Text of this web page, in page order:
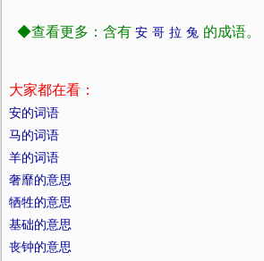
◆查看更多：含有 安 哥 拉 兔 的成语。
大家都在看：
安的词语
马的词语
羊的词语
奢靡的意思
牺牲的意思
基础的意思
丧钟的意思